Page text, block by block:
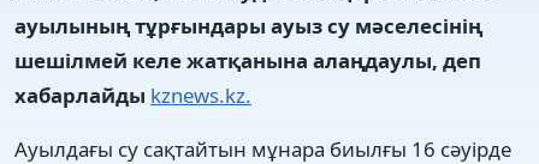
ауылының тұрғындары ауыз су мәселесінің
шешілмей келе жатқанына алаңдаулы, деп
хабарлайды kznews.kz.
Ауылдағы су сақтайтын мұнара биылғы 16 сәуірде